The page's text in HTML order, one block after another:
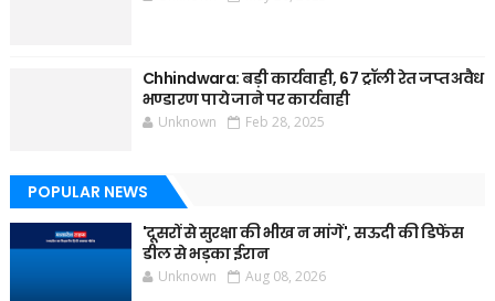
Chhindwara: बड़ी कार्यवाही, 67 ट्रॉली रेत जप्त अवैध
भण्डारण पाये जाने पर कार्यवाही
Unknown Feb 28, 2025
POPULAR NEWS
'दूसरों से सुरक्षा की भीख न मांगें', सऊदी की डिफेंस
डील से भड़का ईरान
Unknown Aug 08, 2026